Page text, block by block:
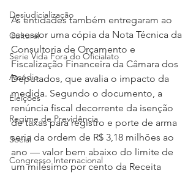
Desjudicialização
Cultural
Serie Vida Fora do Oficialato
Assédio
Eleições
Regime de Previdência
Social
Congresso Internacional
As entidades também entregaram ao
assessor uma cópia da Nota Técnica da
Consultoria de Orçamento e
Fiscalização Financeira da Câmara dos
Deputados, que avalia o impacto da
medida. Segundo o documento, a
renúncia fiscal decorrente da isenção
de taxas para registro e porte de arma
seria da ordem de R$ 3,18 milhões ao
ano — valor bem abaixo do limite de
um milésimo por cento da Receita